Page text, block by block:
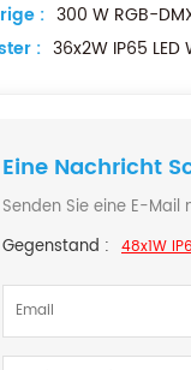
: 300 W RGB-
: 36x2W IP65
Eine Nachricht
Senden Sie eine E-
Gegenstand : 48x1W